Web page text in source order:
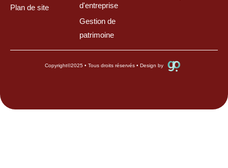
Plan de site
d'entreprise
Gestion de
patrimoine
Copyright©2025 • Tous droits réservés • Design by